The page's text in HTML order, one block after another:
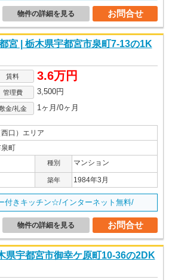
お問合せ
物件の詳細を見る
宮 | 栃木県宇都宮市泉町7-13の1K
賃料 3.6万円
管理費 3,500円
金/礼金 1ヶ月/0ヶ月
口）エリア
町
種別 マンション
築年 1984年3月
付きキッチン☆/インターネット無料/
お問合せ
物件の詳細を見る
県宇都宮市御幸ケ原町10-36の2DK